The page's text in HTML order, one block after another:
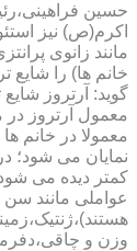
حسین
اکرم(ص) نیز
مانند زانوی
خانم ها) را شایع
گوید: آرتروز
معمول آرتروز
نمایان می شود؛
کمتر دیده می
عواملی مانند
وزن و